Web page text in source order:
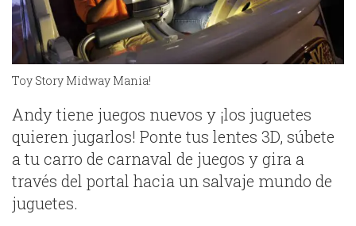
Toy Story Midway Mania!
Andy tiene juegos nuevos y ¡los juguetes
quieren jugarlos! Ponte tus lentes 3D, súbete
a tu carro de carnaval de juegos y gira a
través del portal hacia un salvaje mundo de
juguetes.